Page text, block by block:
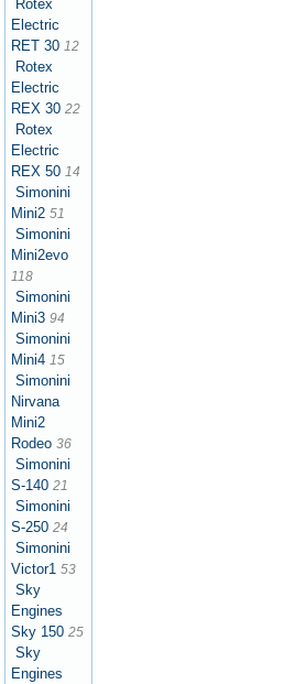
Rotex
Electric
RET 30 12
Rotex
Electric
REX 30 22
Rotex
Electric
REX 50 14
Simonini
Mini2 51
Simonini
Mini2evo
118
Simonini
Mini3 94
Simonini
Mini4 15
Simonini
Nirvana
Mini2
Rodeo 36
Simonini
S-140 21
Simonini
S-250 24
Simonini
Victor1 53
Sky
Engines
Sky 150 25
Sky
Engines